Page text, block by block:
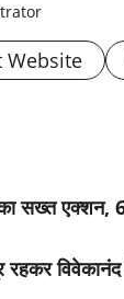
Website
सख्त एक्शन,
रहकर